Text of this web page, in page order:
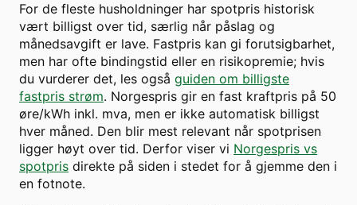
For de fleste husholdninger har spotpris historisk
vært billigst over tid, særlig når påslag og
månedsavgift er lave. Fastpris kan gi forutsigbarhet,
men har ofte bindingstid eller en risikopremie; hvis
du vurderer det, les også guiden om billigste
fastpris strøm. Norgespris gir en fast kraftpris på 50
øre/kWh inkl. mva, men er ikke automatisk billigst
hver måned. Den blir mest relevant når spotprisen
ligger høyt over tid. Derfor viser vi Norgespris vs
spotpris direkte på siden i stedet for å gjemme den i
en fotnote.